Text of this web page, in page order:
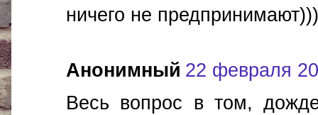
ничего не
Анонимный 22 февраля
Весь вопрос в том,